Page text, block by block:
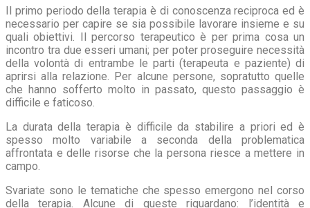
Il primo periodo della terapia è di conoscenza reciproca ed è
necessario per capire se sia possibile lavorare insieme e su
quali obiettivi. Il percorso terapeutico è per prima cosa un
incontro tra due esseri umani; per poter proseguire necessità
della volontà di entrambe le parti (terapeuta e paziente) di
aprirsi alla relazione. Per alcune persone, sopratutto quelle
che hanno sofferto molto in passato, questo passaggio è
difficile e faticoso.
La durata della terapia è difficile da stabilire a priori ed è
spesso molto variabile a seconda della problematica
affrontata e delle risorse che la persona riesce a mettere in
campo.
Svariate sono le tematiche che spesso emergono nel corso
della terapia. Alcune di queste riguardano: l’identità e